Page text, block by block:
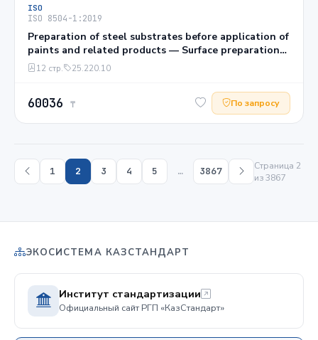
ISO
ISO 8504-1:2019
Preparation of steel substrates before application of
paints and related products — Surface preparation
methods — Part 1: General principles
12 стр. 25.220.10
60036 ₸ По запросу
1 2 3 4 5 … 3867
Страница 2
из 3867
ЭКОСИСТЕМА КАЗСТАНДАРТ
Институт стандартизации
Официальный сайт РГП «КазСтандарт»